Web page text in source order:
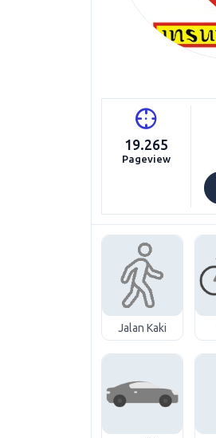
19.265
Pageview
Jalan Kaki